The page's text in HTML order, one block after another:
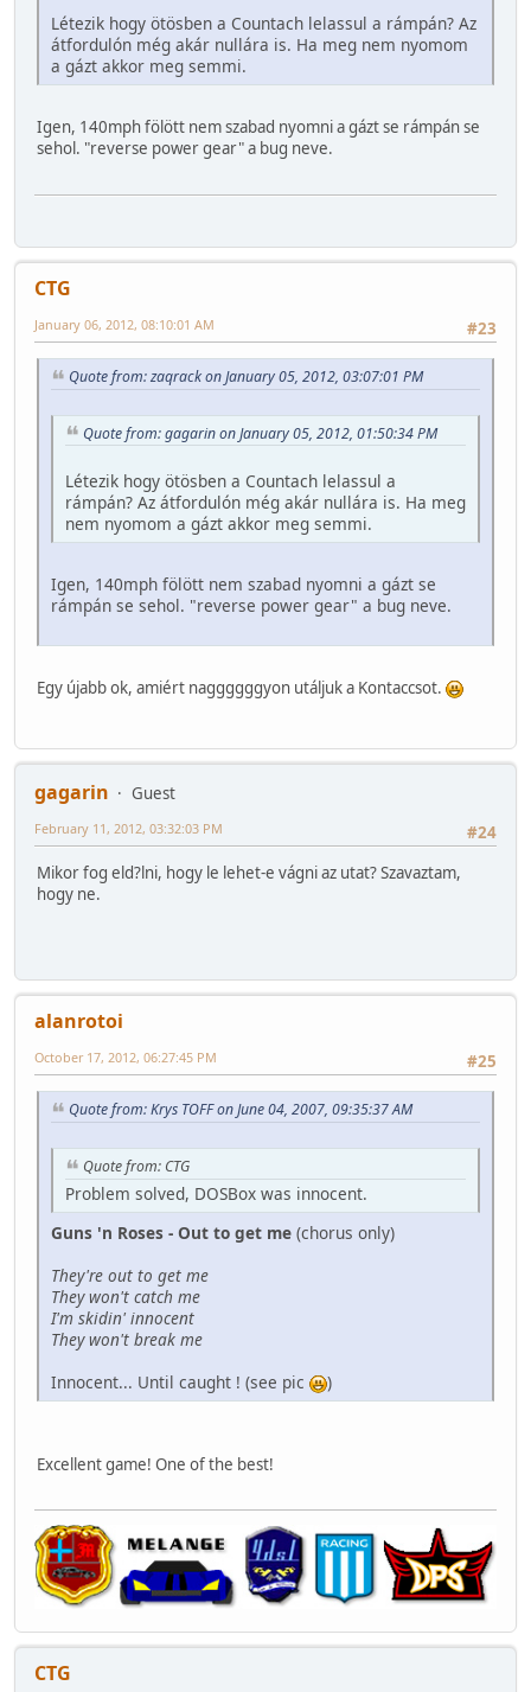
Létezik hogy ötösben a Countach lelassul a rámpán? Az
átfordulón még akár nullára is. Ha meg nem nyomom
a gázt akkor meg semmi.
Igen, 140mph fölött nem szabad nyomni a gázt se rámpán se
sehol. "reverse power gear" a bug neve.
CTG
#23
January 06, 2012, 08:10:01 AM
Quote from: zaqrack on January 05, 2012, 03:07:01 PM
Quote from: gagarin on January 05, 2012, 01:50:34 PM
Létezik hogy ötösben a Countach lelassul a
rámpán? Az átfordulón még akár nullára is. Ha meg
nem nyomom a gázt akkor meg semmi.
Igen, 140mph fölött nem szabad nyomni a gázt se
rámpán se sehol. "reverse power gear" a bug neve.
Egy újabb ok, amiért naggggggyon utáljuk a Kontaccsot.
gagarin
Guest
#24
February 11, 2012, 03:32:03 PM
Mikor fog eld?lni, hogy le lehet-e vágni az utat? Szavaztam,
hogy ne.
alanrotoi
#25
October 17, 2012, 06:27:45 PM
Quote from: Krys TOFF on June 04, 2007, 09:35:37 AM
Quote from: CTG
Problem solved, DOSBox was innocent.
Guns 'n Roses - Out to get me (chorus only)
They're out to get me
They won't catch me
I'm skidin' innocent
They won't break me
Innocent... Until caught ! (see pic
)
Excellent game! One of the best!
CTG